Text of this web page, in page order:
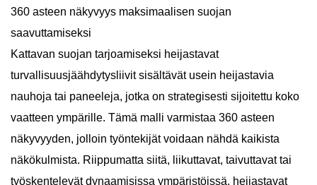
360 asteen näkyvyys maksimaalisen suojan
saavuttamiseksi
Kattavan suojan tarjoamiseksi heijastavat
turvallisuusjäähdytysliivit sisältävät usein heijastavia
nauhoja tai paneeleja, jotka on strategisesti sijoitettu koko
vaatteen ympärille. Tämä malli varmistaa 360 asteen
näkyvyyden, jolloin työntekijät voidaan nähdä kaikista
näkökulmista. Riippumatta siitä, liikuttavat, taivuttavat tai
työskentelevät dynaamisissa ympäristöissä, heijastavat